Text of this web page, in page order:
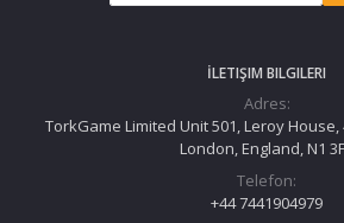
İLETIŞIM BILGILERI
Adres:
TorkGame Limited Unit 501, Leroy House,
London, England, N1
Telefon:
+44 7441904979